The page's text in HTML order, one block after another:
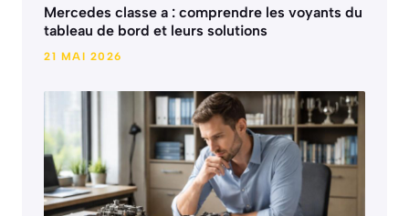
Mercedes classe a : comprendre les voyants du
tableau de bord et leurs solutions
21 MAI 2026